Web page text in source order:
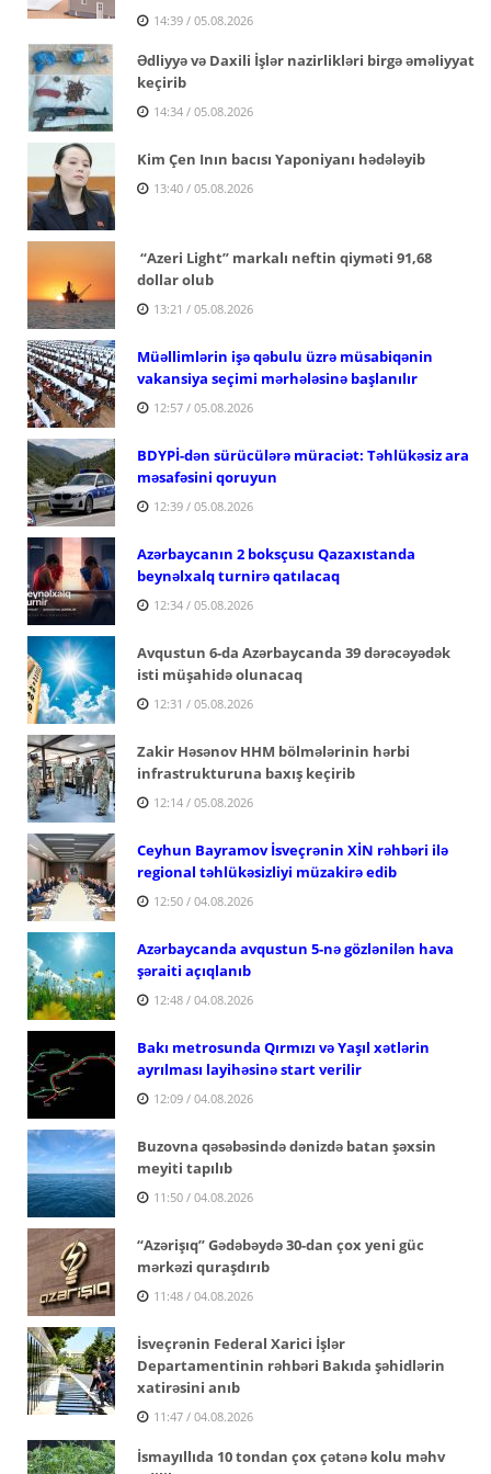
14:39 / 05.08.2026
Ədliyyə və Daxili İşlər nazirlikləri birgə əməliyyat
keçirib
14:34 / 05.08.2026
Kim Çen Inın bacısı Yaponiyanı hədələyib
13:40 / 05.08.2026
“Azeri Light” markalı neftin qiyməti 91,68
dollar olub
13:21 / 05.08.2026
Müəllimlərin işə qəbulu üzrə müsabiqənin
vakansiya seçimi mərhələsinə başlanılır
12:57 / 05.08.2026
BDYPİ-dən sürücülərə müraciət: Təhlükəsiz ara
məsafəsini qoruyun
12:39 / 05.08.2026
Azərbaycanın 2 boksçusu Qazaxıstanda
beynəlxalq turnirə qatılacaq
12:34 / 05.08.2026
Avqustun 6-da Azərbaycanda 39 dərəcəyədək
isti müşahidə olunacaq
12:31 / 05.08.2026
Zakir Həsənov HHM bölmələrinin hərbi
infrastrukturuna baxış keçirib
12:14 / 05.08.2026
Ceyhun Bayramov İsveçrənin XİN rəhbəri ilə
regional təhlükəsizliyi müzakirə edib
12:50 / 04.08.2026
Azərbaycanda avqustun 5-nə gözlənilən hava
şəraiti açıqlanıb
12:48 / 04.08.2026
Bakı metrosunda Qırmızı və Yaşıl xətlərin
ayrılması layihəsinə start verilir
12:09 / 04.08.2026
Buzovna qəsəbəsində dənizdə batan şəxsin
meyiti tapılıb
11:50 / 04.08.2026
“Azərişıq” Gədəbəydə 30-dan çox yeni güc
mərkəzi quraşdırıb
11:48 / 04.08.2026
İsveçrənin Federal Xarici İşlər
Departamentinin rəhbəri Bakıda şəhidlərin
xatirəsini anıb
11:47 / 04.08.2026
İsmayıllıda 10 tondan çox çətənə kolu məhv